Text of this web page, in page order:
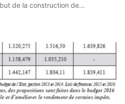
de la construction de…